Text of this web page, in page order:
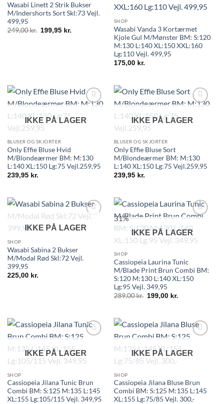
Wasabi Linett 2 Strik Bukser
M/Indershorts Sort Skl:73 Vejl.
499,95
249,00kr. 199,95 kr.
SHOP
Wasabi Vanda 3 Kortærmet
Kjole Gul M/Mønster BM: S:120
M:130 L:140 XL:150 XXL:160
Lg:110 Vejl. 499,95
175,00 kr.
IKKE PÅ LAGER
BLUSER OG SKJORTER
Only Effie Bluse Hvid
M/Blondeærmer BM: M:130
L:140 XL:150 Lg:75 Vejl.259,95
239,95 kr.
IKKE PÅ LAGER
BLUSER OG SKJORTER
Only Effie Bluse Sort
M/Blondeærmer BM: M:130
L:140 XL:150 Lg:75 Vejl.259,95
239,95 kr.
IKKE PÅ LAGER
SHOP
Wasabi Sabina 2 Bukser
M/Modal Rød Skl:72 Vejl.
399,95
225,00 kr.
31%
IKKE PÅ LAGER
SHOP
Cassiopeia Laurina Tunic
M/Blade Print Brun Combi BM:
S:120 M:130 L:140 XL:150
Lg:95 Vejl. 349,95
289,00kr. 199,00 kr.
IKKE PÅ LAGER
SHOP
Cassiopeia Jilana Tunic Brun
Combi BM: S:125 M:135 L:145
XL:155 Lg:105/115 Vejl. 349,95
IKKE PÅ LAGER
SHOP
Cassiopeia Jilana Bluse Brun
Combi BM: S:125 M:135 L:145
XL:155 Lg:75/85 Vejl. 300,-